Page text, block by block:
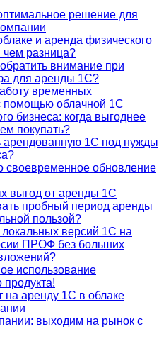
решение для
и аренда физического
разница?
внимание при
для аренды 1С?
временных
помощью облачной 1С
бизнеса: когда выгоднее
покупать?
арендованную 1С под нужды
своевременное обновление
выгод от аренды 1С
пробный период аренды
пользой?
локальных версий 1С на
ПРОФ без больших
использование
продукта!
на аренду 1С в облаке
выходим на рынок с